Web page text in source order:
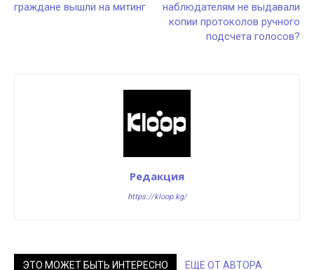
граждане вышли на митинг
наблюдателям не выдавали
копии протоколов ручного
подсчета голосов?
Редакция
https://kloop.kg/
ЭТО МОЖЕТ БЫТЬ ИНТЕРЕСНО ЕЩЕ ОТ АВТОРА